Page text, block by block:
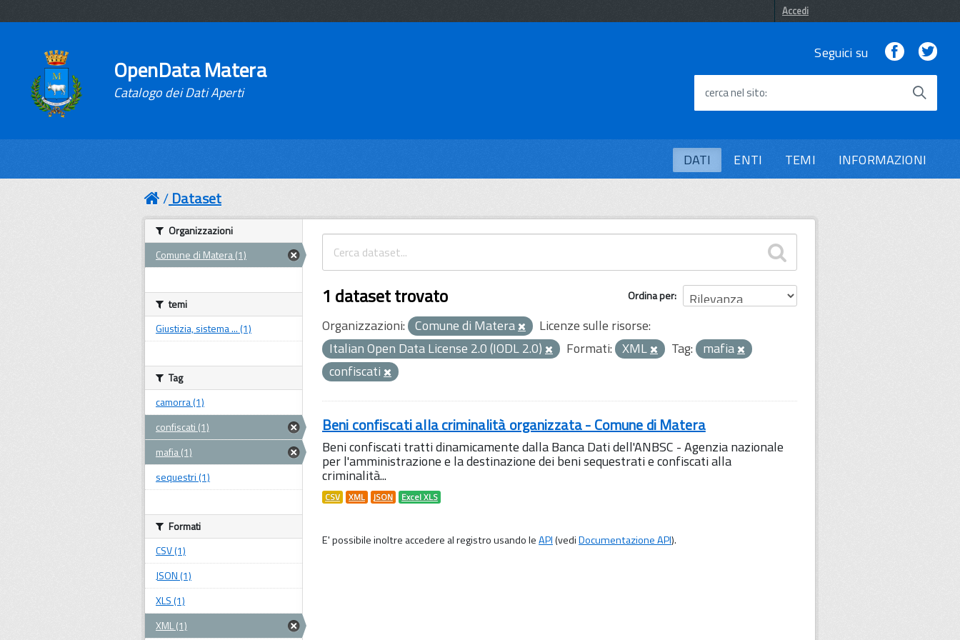
Accedi
OpenData Matera
Catalogo dei Dati Aperti
Seguici su Facebook
cerca nel sito
DATI ENTI TEMI INFORMAZIONI
Dataset
Ordina per
1 dataset trovato
Organizzazioni: Comune di Matera
Licenze sulle risorse:
Italian Open Data License 2.0 (IODL 2.0)
Formati: XML Tag: mafia
confiscati
Beni confiscati alla criminalità organizzata - Comune di Matera
Beni confiscati tratti dinamicamente dalla Banca Dati dell'ANBSC - Agenzia nazionale
per l'amministrazione e la destinazione dei beni sequestrati e confiscati alla
criminalità...
CSV XML JSON Excel XLS
E' possibile inoltre accedere al registro usando leAPI(vediDocumentazione API).
Organizzazioni
Comune di Matera (1)
temi
Giustizia, sistema ... (1)
Tag
camorra (1)
confiscati (1)
mafia (1)
sequestri (1)
Formati
CSV (1)
JSON (1)
XLS (1)
XML (1)